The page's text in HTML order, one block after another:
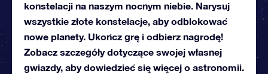
konstelacji na naszym nocnym niebie. Narysuj
wszystkie złote konstelacje, aby odblokować
nowe planety. Ukończ grę i odbierz nagrodę!
Zobacz szczegóły dotyczące swojej własnej
gwiazdy, aby dowiedzieć się więcej o astronomii.